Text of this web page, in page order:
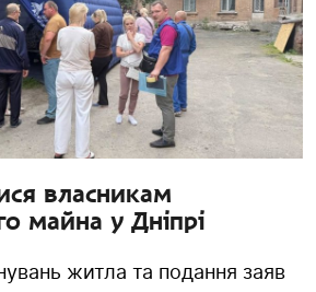
власникам
майна у Дніпрі
житла та подання заяв